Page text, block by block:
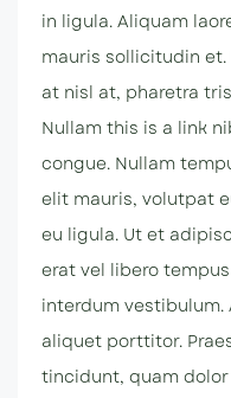
in ligula. Aliquam
mauris sollicitudin
at nisl at, pharetra
Nullam this is a link
congue. Nullam
elit mauris, volutpat
eu ligula. Ut et
erat vel libero
interdum vestibulum.
aliquet porttitor.
tincidunt, quam